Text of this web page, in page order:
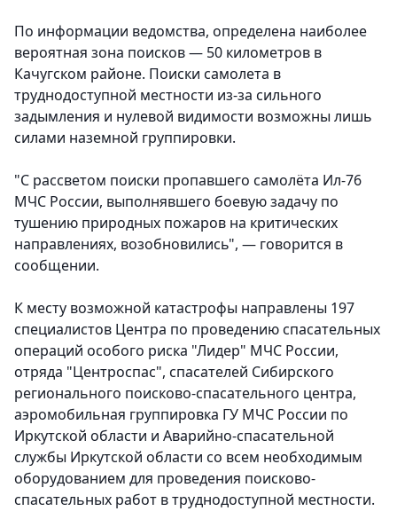
По информации ведомства, определена наиболее
вероятная зона поисков — 50 километров в
Качугском районе. Поиски самолета в
труднодоступной местности из-за сильного
задымления и нулевой видимости возможны лишь
силами наземной группировки.
"С рассветом поиски пропавшего самолёта Ил-76
МЧС России, выполнявшего боевую задачу по
тушению природных пожаров на критических
направлениях, возобновились", — говорится в
сообщении.
К месту возможной катастрофы направлены 197
специалистов Центра по проведению спасательных
операций особого риска "Лидер" МЧС России,
отряда "Центроспас", спасателей Сибирского
регионального поисково-спасательного центра,
аэромобильная группировка ГУ МЧС России по
Иркутской области и Аварийно-спасательной
службы Иркутской области со всем необходимым
оборудованием для проведения поисково-
спасательных работ в труднодоступной местности.